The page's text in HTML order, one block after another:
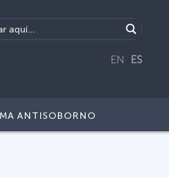
EN ES
ANTISOBORNO